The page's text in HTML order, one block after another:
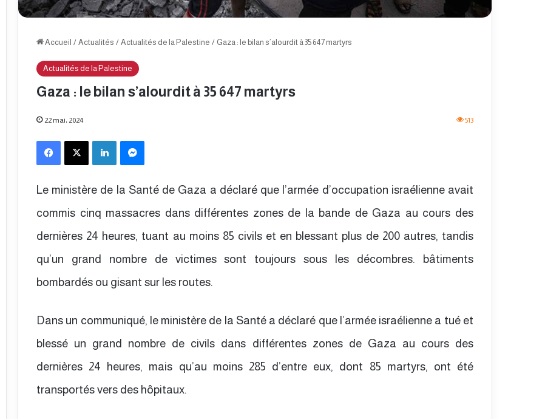
Accueil / Actualités / Actualités de la Palestine / Gaza : le bilan s’alourdit à 35 647 martyrs
Actualités de la Palestine
Gaza : le bilan s’alourdit à 35 647 martyrs
22 mai، 2024 513
Facebook X Linkedin
Le ministère de la Santé de Gaza a déclaré que l’armée d’occupation israélienne avait
commis cinq massacres dans différentes zones de la bande de Gaza au cours des
dernières 24 heures, tuant au moins 85 civils et en blessant plus de 200 autres, tandis
qu’un grand nombre de victimes sont toujours sous les décombres. bâtiments
bombardés ou gisant sur les routes.
Dans un communiqué, le ministère de la Santé a déclaré que l’armée israélienne a tué et
blessé un grand nombre de civils dans différentes zones de Gaza au cours des
dernières 24 heures, mais qu’au moins 285 d’entre eux, dont 85 martyrs, ont été
transportés vers des hôpitaux.